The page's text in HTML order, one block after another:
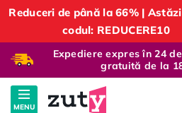
Reduceri de până la 66% |
codul: REDUCERE10
Expediere expres în 24
gratuită de la
MENU